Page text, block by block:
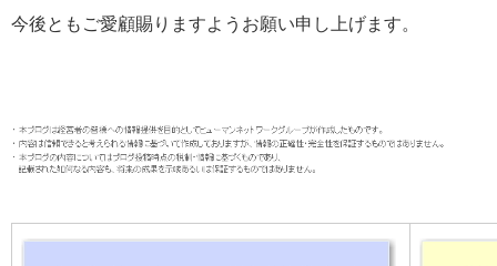
今後ともご愛顧賜りますようお願い申し上げます。